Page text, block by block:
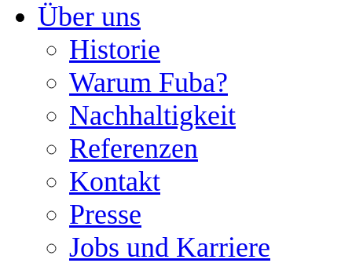
Über uns
Historie
Warum Fuba?
Nachhaltigkeit
Referenzen
Kontakt
Presse
Jobs und Karriere